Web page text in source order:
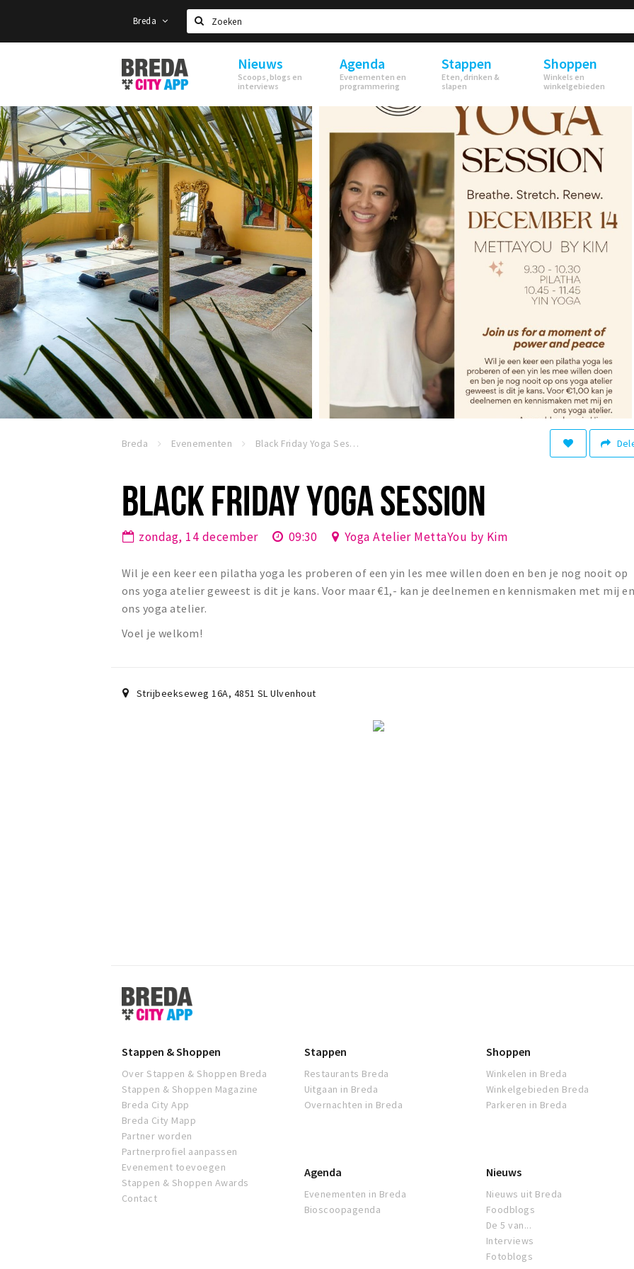
Breda
Zoeken
Stappen
&
Shoppen
Breda
Nieuws
Scoops, blogs en
interviews
Agenda
Evenementen en
programmering
Stappen
Eten, drinken &
slapen
Shoppen
Winkels en
winkelgebieden
Breda Evenementen Black Friday Yoga Session
BLACK FRIDAY YOGA SESSION
zondag, 14 december 09:30 Yoga Atelier MettaYou by Kim
Wil je een keer een pilatha yoga les proberen of een yin les mee willen doen en ben je nog nooit op
ons yoga atelier geweest is dit je kans. Voor maar €1,- kan je deelnemen en kennismaken met mij en
ons yoga atelier.
Voel je welkom!
Strijbeekseweg 16A, 4851 SL Ulvenhout
Stappen
&
Shoppen
Stappen & Shoppen
Over Stappen & Shoppen Breda
Stappen & Shoppen Magazine
Breda City App
Breda City Mapp
Partner worden
Partnerprofiel aanpassen
Evenement toevoegen
Stappen & Shoppen Awards
Contact
Stappen
Restaurants Breda
Uitgaan in Breda
Overnachten in Breda
Shoppen
Winkelen in Breda
Winkelgebieden Breda
Parkeren in Breda
Agenda
Evenementen in Breda
Bioscoopagenda
Nieuws
Nieuws uit Breda
Foodblogs
De 5 van...
Interviews
Fotoblogs